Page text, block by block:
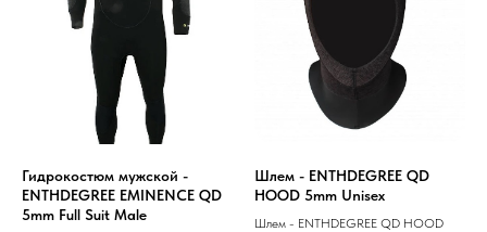
Гидрокостюм мужской -
ENTHDEGREE EMINENCE QD
5mm Full Suit Male
Шлем - ENTHDEGREE QD
HOOD 5mm Unisex
Шлем - ENTHDEGREE QD HOOD